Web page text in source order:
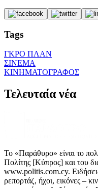
Tags
ΓΚΡΟ ΠΛΑΝ
ΣΙΝΕΜΑ
ΚΙΝΗΜΑΤΟΓΡΑΦΟΣ
Τελευταία νέα
Το «Παράθυρο» είναι το
Πολίτης [Κύπρος] και του
www.politis.com.cy.
ρεπορτάζ, ήχοι, εικόνες –